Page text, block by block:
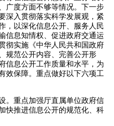
广度方面不够等情况。下一步
深入贯彻落实科学发展观，紧
，以深化信息公开、服务人民
信息知情权、促进政府交通运
彻实施《中华人民共和国政府
规范公开内容、完善公开形
信息公开工作质量和水平，为
效保障。重点做好以下六项工
重点加强厅直属单位政府信
快推进信息公开的规范化、科